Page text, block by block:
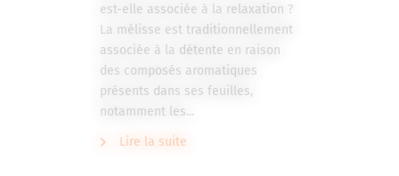
est-elle associée à la relaxation ?
La mélisse est traditionnellement
associée à la détente en raison
des composés aromatiques
présents dans ses feuilles,
notamment les...
Lire la suite